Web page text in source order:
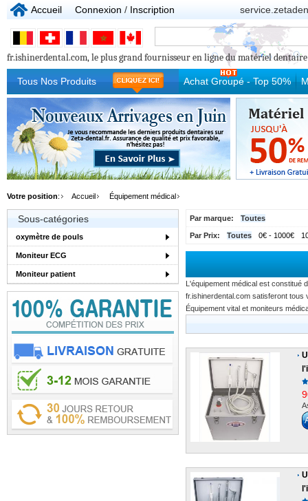
Accueil Connexion / Inscription
fr.ishinerdental.com, le plus grand fournisseur en ligne du matériel dentaire
Achat Groupé - Top 50%
Votre position: Accueil Équipement médical
Par marque: Toutes
Par Prix: Toutes 0€ - 1000€
L'équipement médical est constitué
fr.ishinerdental.com satisferont tous
Équipement vital et moniteurs
Tous Nos Produits
Sous-catégories
oxymètre de pouls
Moniteur ECG
Moniteur patient